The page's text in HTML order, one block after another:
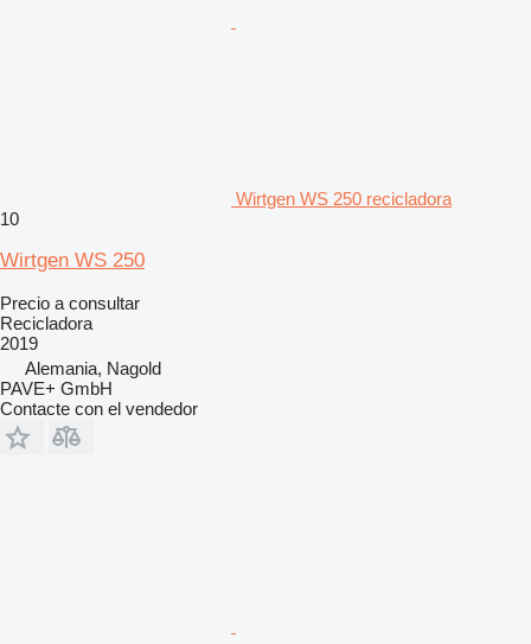
Wirtgen WS 250 recicladora
10
Wirtgen WS 250
Precio a consultar
Recicladora
2019
Alemania, Nagold
PAVE+ GmbH
Contacte con el vendedor